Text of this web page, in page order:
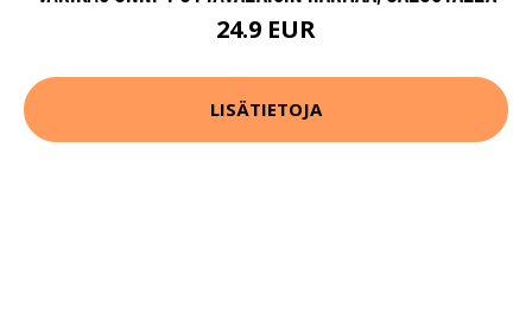
24.9 EUR
LISÄTIETOJA